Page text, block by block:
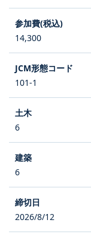
14,300
101-1
6
6
2026/8/12